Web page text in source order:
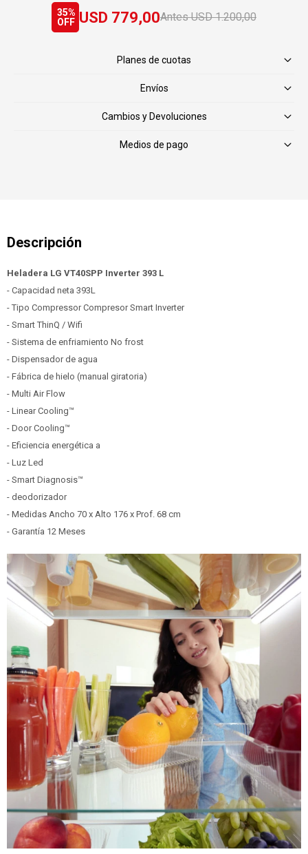
USD 779,00 USD 1.200,00
35
Planes de cuotas
Envíos
Cambios y Devoluciones
Medios de pago
Heladera LG VT40SPP Inverter 393 L
- Capacidad neta 393L
- Tipo Compressor Compresor Smart Inverter
- Smart ThinQ / Wifi
- Sistema de enfriamiento No frost
- Dispensador de agua
- Fábrica de hielo (manual giratoria)
- Multi Air Flow
- Linear Cooling™
- Door Cooling™
- Eficiencia energética a
- Luz Led
- Smart Diagnosis™
- deodorizador
- Medidas Ancho 70 x Alto 176 x Prof. 68 cm
- Garantía 12 Meses